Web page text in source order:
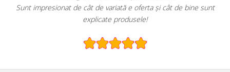
Sunt impresionat de cât de variată e oferta și cât de bine sunt
explicate produsele!